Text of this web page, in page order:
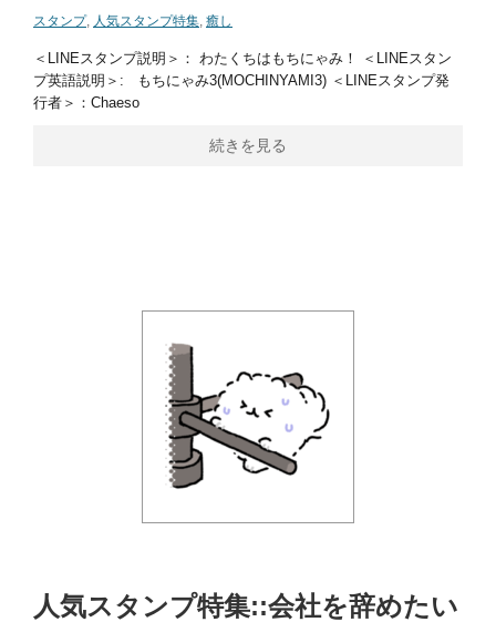
スタンプ, 人気スタンプ特集, 癒し
＜LINEスタンプ説明＞： わたくちはもちにゃみ！ ＜LINEスタン
プ英語説明＞: もちにゃみ3(MOCHINYAMI3) ＜LINEスタンプ発
行者＞：Chaeso
続きを見る
人気スタンプ特集::会社を辞めたい